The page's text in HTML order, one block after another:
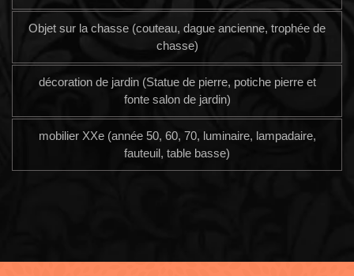
Objet sur la chasse (couteau, dague ancienne, trophée de
chasse)
décoration de jardin (Statue de pierre, potiche pierre et
fonte salon de jardin)
mobilier XXe (année 50, 60, 70, luminaire, lampadaire,
fauteuil, table basse)